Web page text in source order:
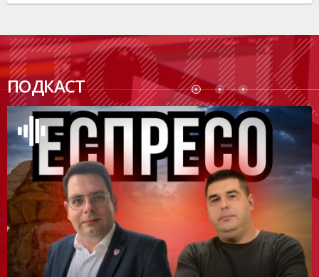
ПОДКАСТ
ПОДК
АСТ